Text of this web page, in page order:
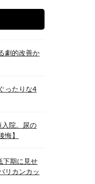
劇的改善か
ったりな4
入院。尿の
】
下期に見せ
リカンカッ